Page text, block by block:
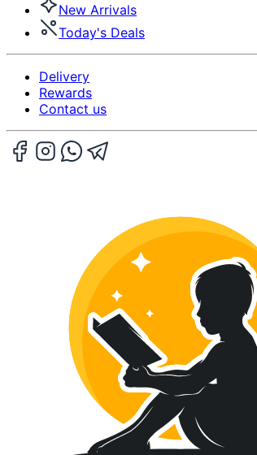
New Arrivals
Today's Deals
Delivery
Rewards
Contact us